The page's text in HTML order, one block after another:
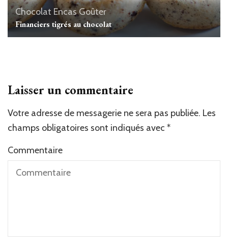
Chocolat Encas Goûter
Financiers tigrés au chocolat
Laisser un commentaire
Votre adresse de messagerie ne sera pas publiée. Les
champs obligatoires sont indiqués avec *
Commentaire